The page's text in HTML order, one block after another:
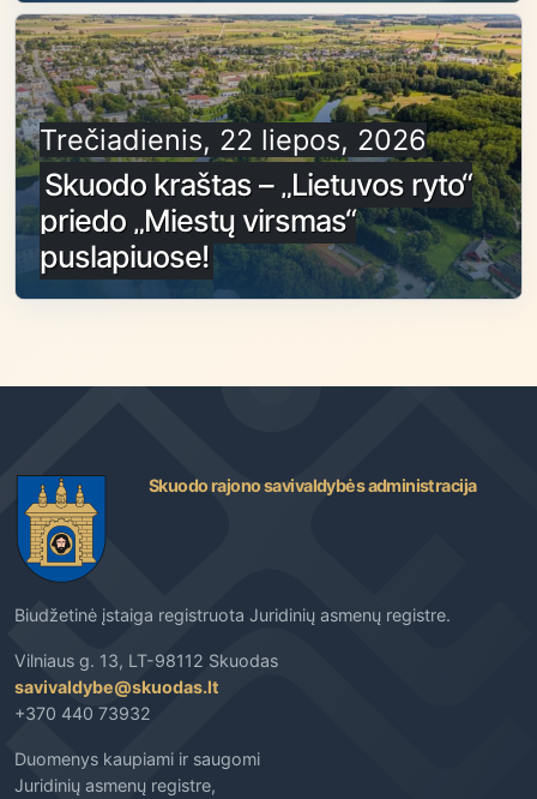
Trečiadienis, 22 liepos, 2026
Skuodo kraštas – „Lietuvos ryto“
priedo „Miestų virsmas“
puslapiuose!
Skuodo rajono savivaldybės administracija
Biudžetinė įstaiga registruota Juridinių asmenų registre.
Vilniaus g. 13, LT-98112 Skuodas
savivaldybe@skuodas.lt
+370 440 73932
Duomenys kaupiami ir saugomi
Juridinių asmenų registre,